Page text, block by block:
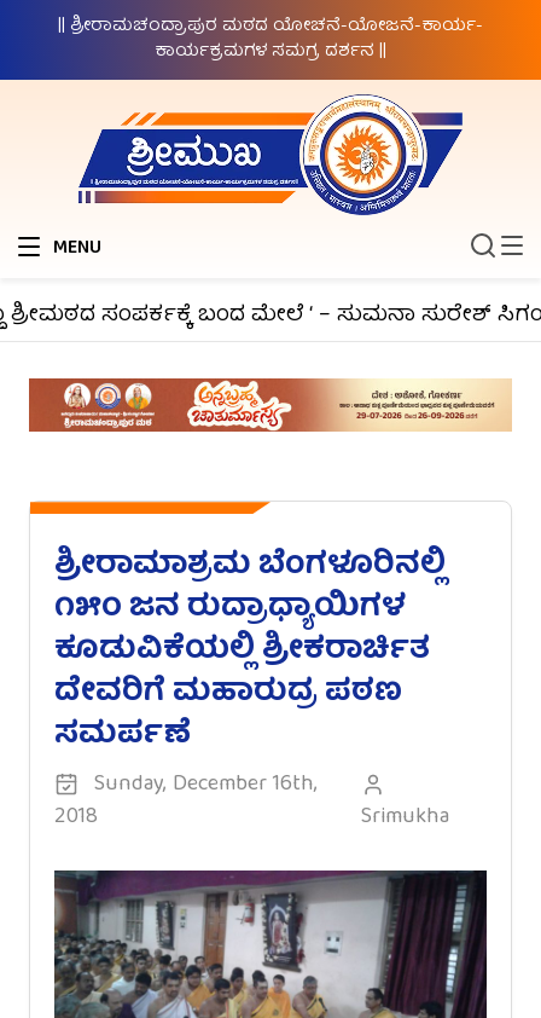
|| ಶ್ರೀರಾಮಚಂದ್ರಾಪುರ ಮಠದ ಯೋಚನೆ-ಯೋಜನೆ-ಕಾರ್ಯ-
ಕಾರ್ಯಕ್ರಮಗಳ ಸಮಗ್ರ ದರ್ಶನ ||
MENU
ಸಂಪರ್ಕಕ್ಕೆ ಬಂದ ಮೇಲೆ ‘ – ಸುಮನಾ ಸುರೇಶ್
ಶ್ರೀರಾಮಾಶ್ರಮ ಬೆಂಗಳೂರಿನಲ್ಲಿ
೧೫೦ ಜನ ರುದ್ರಾಧ್ಯಾಯಿಗಳ
ಕೂಡುವಿಕೆಯಲ್ಲಿ ಶ್ರೀಕರಾರ್ಚಿತ
ದೇವರಿಗೆ ಮಹಾರುದ್ರ ಪಠಣ
ಸಮರ್ಪಣೆ
Sunday, December 16th,
2018
Srimukha